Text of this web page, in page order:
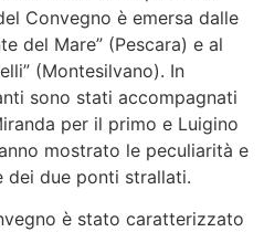
Convegno è emersa dalle
del Mare” (Pescara) e al
(Montesilvano). In
sono stati accompagnati
per il primo e Luigino
mostrato le peculiarità e
dei due ponti strallati.
è stato caratterizzato